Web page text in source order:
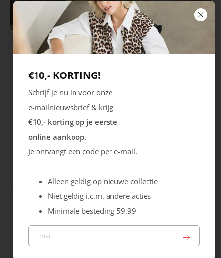
Merrell
Speed Strike 2 GTX
€10,- KORTING!
Schrijf je nu in voor onze
e-mailnieuwsbrief & krijg
€10,- korting op je eerste
online aankoop.
Je ontvangt een code per e-mail.
Alleen geldig op nieuwe collectie
Niet geldig i.c.m. andere acties
Minimale besteding 59.99